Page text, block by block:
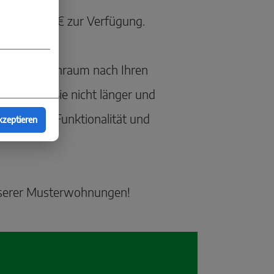
8.000,00 € zur Verfügung.
Wohnraum nach Ihren
Zögern Sie nicht länger und
Eleganz, Funktionalität und
Musterwohnungen!